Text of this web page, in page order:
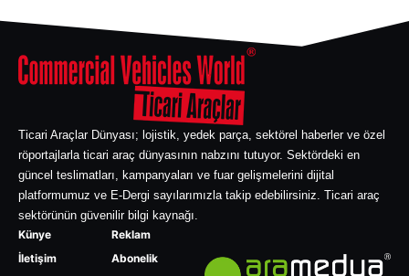
Ticari Araçlar Dünyası; lojistik, yedek parça, sektörel haberler ve özel
röportajlarla ticari araç dünyasının nabzını tutuyor. Sektördeki en
güncel teslimatları, kampanyaları ve fuar gelişmelerini dijital
platformumuz ve E-Dergi sayılarımızla takip edebilirsiniz. Ticari araç
sektörünün güvenilir bilgi kaynağı.
Künye
İletişim
Reklam
Abonelik